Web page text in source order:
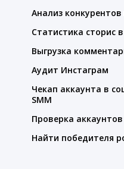
Анализ
Статистика сторис
Выгрузка
Аудит Инстаграм
Чекап аккаунта в
SMM
Проверка
Найти победителя